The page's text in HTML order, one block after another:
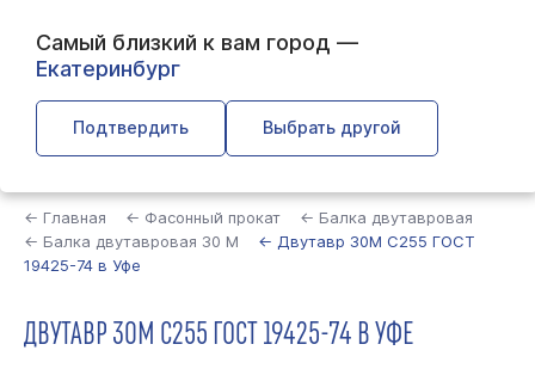
Самый близкий к вам город —
Екатеринбург
Подтвердить Выбрать другой
← Главная ← Фасонный прокат
← Балка двутавровая
← Балка двутавровая 30 М
← Двутавр 30М С255 ГОСТ
19425-74 в Уфе
ДВУТАВР 30М С255 ГОСТ 19425-74 В УФЕ